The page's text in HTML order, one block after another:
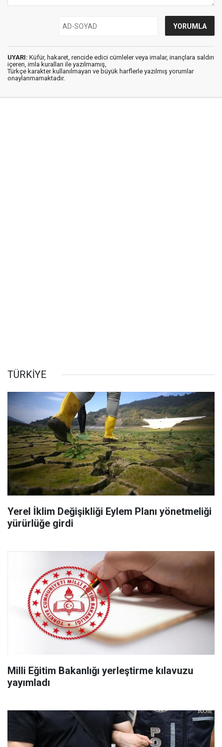
UYARI: Küfür, hakaret, rencide edici cümleler veya imalar, inançlara saldırı
içeren, imla kuralları ile yazılmamış,
Türkçe karakter kullanılmayan ve büyük harflerle yazılmış yorumlar
onaylanmamaktadır.
TÜRKİYE
Yerel İklim Değişikliği Eylem Planı yönetmeliği
yürürlüğe girdi
Milli Eğitim Bakanlığı yerleştirme kılavuzu
yayımladı